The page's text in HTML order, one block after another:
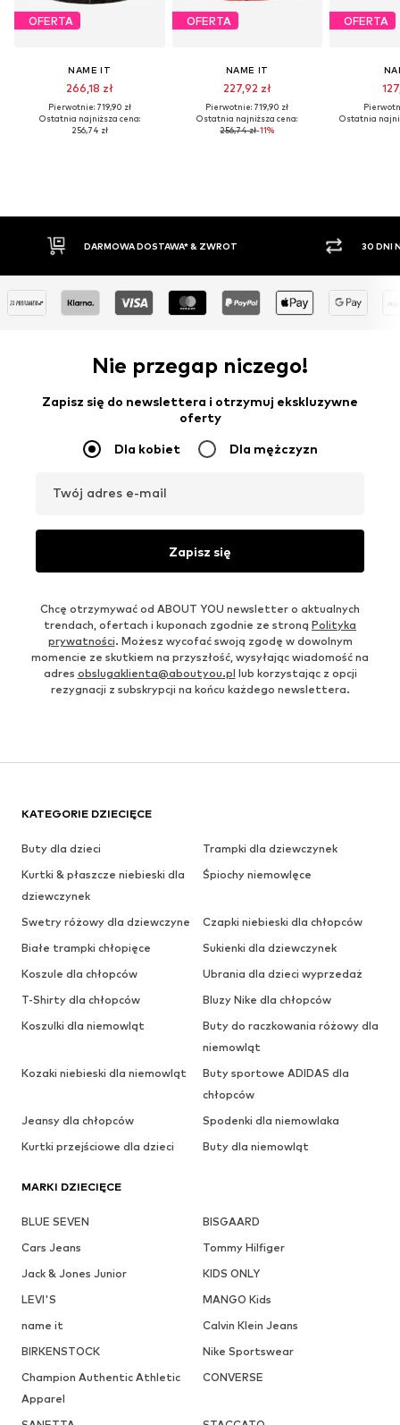
OFERTA
NAME IT
266,18 zł
Pierwotnie: 719,90 zł
Ostatnia najniższa cena:
256,74 zł
OFERTA
NAME IT
227,92 zł
Pierwotnie: 719,90 zł
Ostatnia najniższa cena:
256,74 zł-11%
OFERTA
Ostatnia
DOSTAWA* & ZWROT 30 DNI NA ZWROT
Nie przegap niczego!
Zapisz się do newslettera i otrzymuj ekskluzywne
oferty
Dla kobiet Dla mężczyzn
Twój adres e-mail
Zapisz się
Chcę otrzymywać od ABOUT YOU newsletter o aktualnych
trendach, ofertach i kuponach zgodnie ze stroną Polityka
prywatności. Możesz wycofać swoją zgodę w dowolnym
momencie ze skutkiem na przyszłość, wysyłając wiadomość na
adres obslugaklienta@aboutyou.pl lub korzystając z opcji
rezygnacji z subskrypcji na końcu każdego newslettera.
KATEGORIE DZIECIĘCE
Buty dla dzieci
Trampki dla dziewczynek
Kurtki & płaszcze niebieski dla
dziewczynek
Śpiochy niemowlęce
Swetry różowy dla dziewczyne
Czapki niebieski dla chłopców
Białe trampki chłopięce
Sukienki dla dziewczynek
Koszule dla chłopców
Ubrania dla dzieci wyprzedaż
T-Shirty dla chłopców
Bluzy Nike dla chłopców
Koszulki dla niemowląt
Buty do raczkowania różowy dla
niemowląt
Kozaki niebieski dla niemowląt
Buty sportowe ADIDAS dla
chłopców
Jeansy dla chłopców
Spodenki dla niemowlaka
Kurtki przejściowe dla dzieci
Buty dla niemowląt
MARKI DZIECIĘCE
BLUE SEVEN
BISGAARD
Cars Jeans
Tommy Hilfiger
Jack & Jones Junior
KIDS ONLY
LEVI'S
MANGO Kids
name it
Calvin Klein Jeans
BIRKENSTOCK
Nike Sportswear
Champion Authentic Athletic
Apparel
CONVERSE